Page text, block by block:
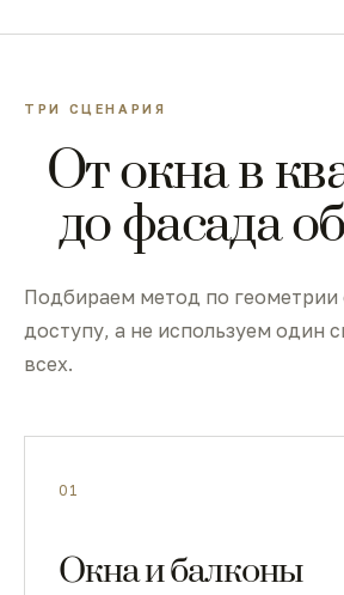
ТРИ СЦЕНАРИЯ
От окна в
до фасада
Подбираем метод по геометрии
доступу, а не используем один
всех.
01
Окна и балконы